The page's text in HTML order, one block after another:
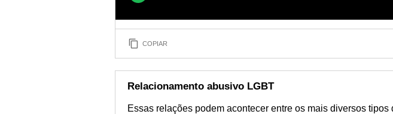
COPIAR
Relacionamento abusivo LGBT
Essas relações podem acontecer entre os mais diversos tipos